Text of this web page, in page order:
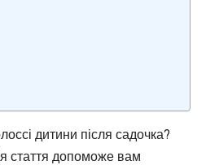
дитини після садочка?
стаття допоможе вам